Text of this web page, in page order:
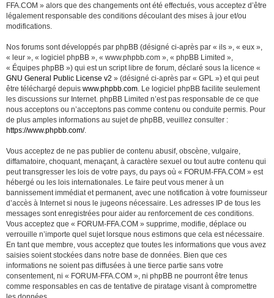
FFA.COM » alors que des changements ont été effectués, vous acceptez d’être
légalement responsable des conditions découlant des mises à jour et/ou
modifications.
Nos forums sont développés par phpBB (désigné ci-après par « ils », « eux »,
« leur », « logiciel phpBB », « www.phpbb.com », « phpBB Limited »,
« Équipes phpBB ») qui est un script libre de forum, déclaré sous la licence «
GNU General Public License v2 » (désigné ci-après par « GPL ») et qui peut
être téléchargé depuis www.phpbb.com . Le logiciel phpBB facilite seulement
les discussions sur Internet. phpBB Limited n’est pas responsable de ce que
nous acceptons ou n’acceptons pas comme contenu ou conduite permis. Pour
de plus amples informations au sujet de phpBB, veuillez consulter :
https://www.phpbb.com/.
Vous acceptez de ne pas publier de contenu abusif, obscène, vulgaire,
diffamatoire, choquant, menaçant, à caractère sexuel ou tout autre contenu qui
peut transgresser les lois de votre pays, du pays où « FORUM-FFA.COM » est
hébergé ou les lois internationales. Le faire peut vous mener à un
bannissement immédiat et permanent, avec une notification à votre fournisseur
d’accès à Internet si nous le jugeons nécessaire. Les adresses IP de tous les
messages sont enregistrées pour aider au renforcement de ces conditions.
Vous acceptez que « FORUM-FFA.COM » supprime, modifie, déplace ou
verrouille n’importe quel sujet lorsque nous estimons que cela est nécessaire.
En tant que membre, vous acceptez que toutes les informations que vous avez
saisies soient stockées dans notre base de données. Bien que ces
informations ne soient pas diffusées à une tierce partie sans votre
consentement, ni « FORUM-FFA.COM », ni phpBB ne pourront être tenus
comme responsables en cas de tentative de piratage visant à compromettre